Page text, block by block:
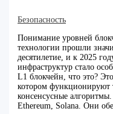
Безопасность
Понимание уровней
технологии прошли
десятилетие, и к 2025
инфраструктур стало
L1 блокчейн, что это?
котором функционируют
консенсусные
Ethereum, Solana. Они